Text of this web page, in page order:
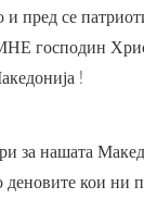
и пред се
господин
!
за нашата
кои ни